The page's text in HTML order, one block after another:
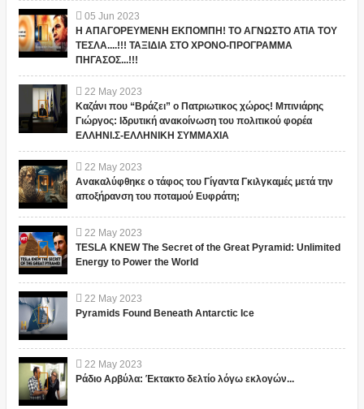
05 Jun 2023
Η ΑΠΑΓΟΡΕΥΜΕΝΗ ΕΚΠΟΜΠΗ! ΤΟ ΑΓΝΩΣΤΟ ΑΤΙΑ ΤΟΥ
ΤΕΣΛΑ....!!! ΤΑΞΙΔΙΑ ΣΤΟ ΧΡΟΝΟ-ΠΡΟΓΡΑΜΜΑ
ΠΗΓΑΣΟΣ...!!!
22 May 2023
Καζάνι που “Βράζει” ο Πατριωτικος χώρος! Μπινιάρης
Γιώργος: Ιδρυτική ανακοίνωση του πολιτικού φορέα
ΕΛΛΗΝΙ.Σ-ΕΛΛΗΝΙΚΗ ΣΥΜΜΑΧΙΑ
22 May 2023
Ανακαλύφθηκε ο τάφος του Γίγαντα Γκιλγκαμές μετά την
αποξήρανση του ποταμού Ευφράτη;
22 May 2023
TESLA KNEW The Secret of the Great Pyramid: Unlimited
Energy to Power the World
22 May 2023
Pyramids Found Beneath Antarctic Ice
22 May 2023
Ράδιο Αρβύλα: Έκτακτο δελτίο λόγω εκλογών...